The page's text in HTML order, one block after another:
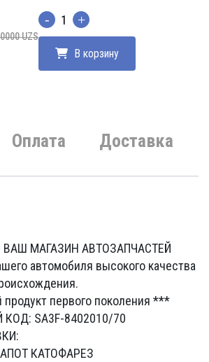
UZS
Количество
В корзину
Оплата Доставка
ВАШ МАГАЗИН АВТОЗАПЧАСТЕЙ
автомобиля высокого качества
первого поколения ***
SA3F-8402010/70
КАТОФАРЕЗ